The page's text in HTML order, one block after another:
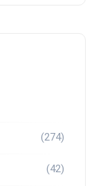
(274)
(42)